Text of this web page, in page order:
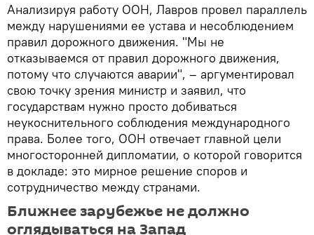
Анализируя работу ООН, Лавров провел параллель
между нарушениями ее устава и несоблюдением
правил дорожного движения. "Мы не
отказываемся от правил дорожного движения,
потому что случаются аварии", – аргументировал
свою точку зрения министр и заявил, что
государствам нужно просто добиваться
неукоснительного соблюдения международного
права. Более того, ООН отвечает главной цели
многосторонней дипломатии, о которой говорится
в докладе: это мирное решение споров и
сотрудничество между странами.
Ближнее зарубежье не должно
оглядываться на Запад